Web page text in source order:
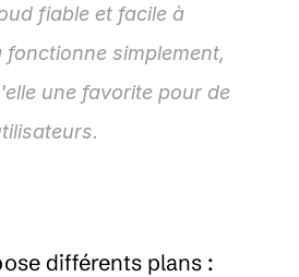
fiable et facile à
fonctionne simplement,
une favorite pour de
différents plans :